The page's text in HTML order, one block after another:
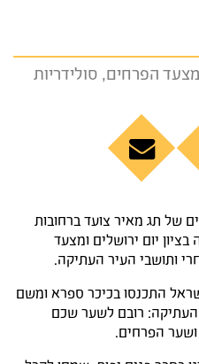
מצעד הפרחים, סולידריות
של תג מאיר צועד ברחובות
יום ירושלים ומצעד
ישראל התכנסו בכיכר ספרא ומשם
העתיקה: רובם לשער שכם
הפרחים.